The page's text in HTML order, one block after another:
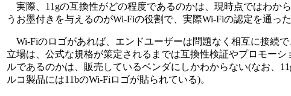
実際、11gの互換性がどの程度であるのかは、現時点ではわか
うお墨付きを与えるのがWi-Fiの役割で、実際Wi-Fiの認定を通っ
Wi-Fiのロゴがあれば、エンドユーザーは問題なく相互に接続
立場は、公式な規格が策定されるまでは互換性検証やプロモー
ルであるのかは、販売しているベンダにしかわからない(なお、
ルコ製品には11bのWi-Fiロゴが貼られている)。